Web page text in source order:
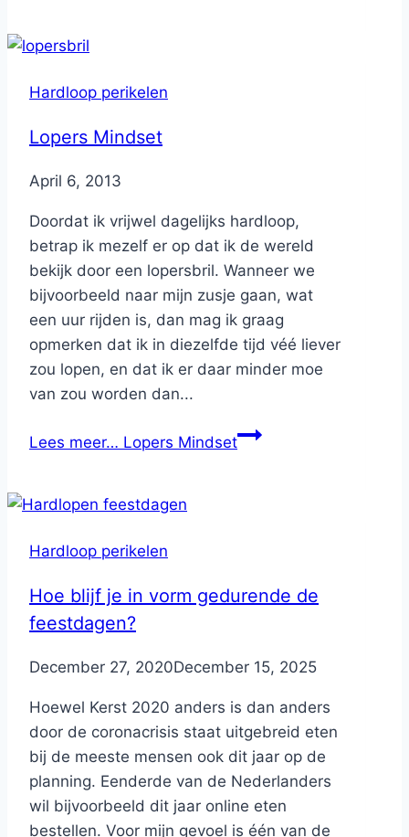
Hardloop perikelen
Lopers Mindset
ByNicole
April 6, 2013
Doordat ik vrijwel dagelijks hardloop,
betrap ik mezelf er op dat ik de wereld
bekijk door een lopersbril. Wanneer we
bijvoorbeeld naar mijn zusje gaan, wat
een uur rijden is, dan mag ik graag
opmerken dat ik in diezelfde tijd véé liever
zou lopen, en dat ik er daar minder moe
van zou worden dan...
Lees meer… Lopers Mindset
Hardloop perikelen
Hoe blijf je in vorm gedurende de
feestdagen?
ByNicole
December 27, 2020December 15, 2025
Hoewel Kerst 2020 anders is dan anders
door de coronacrisis staat uitgebreid eten
bij de meeste mensen ook dit jaar op de
planning. Eenderde van de Nederlanders
wil bijvoorbeeld dit jaar online eten
bestellen. Voor mijn gevoel is één van de